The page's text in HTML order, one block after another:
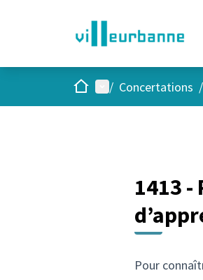
AccueilMenu principal
/ Concertations /
1413
Pour